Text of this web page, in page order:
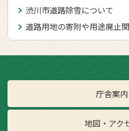
渋川市道路除雪について
道路用地の寄附や用途廃止
庁舎案内
地図・アク